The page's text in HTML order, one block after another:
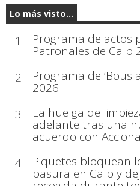
Lo más visto...
1 Programa de actos
Patronales de Calp
2
Programa de ‘Bous
2026
3
La huelga de
adelante tras una
acuerdo con Acciona
4
Piquetes bloquean
basura en Calp y